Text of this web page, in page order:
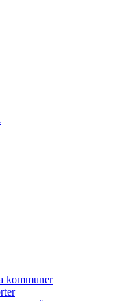
kommuner